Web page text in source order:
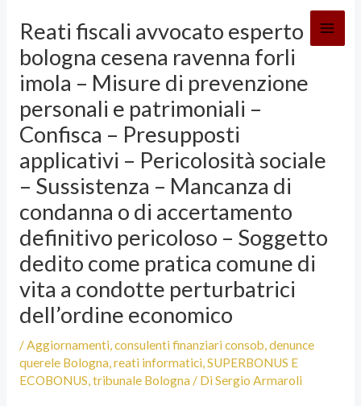
contenuto
Reati fiscali avvocato esperto
bologna cesena ravenna forli
imola – Misure di prevenzione
personali e patrimoniali –
Confisca – Presupposti
applicativi – Pericolosità sociale
– Sussistenza – Mancanza di
condanna o di accertamento
definitivo pericoloso – Soggetto
dedito come pratica comune di
vita a condotte perturbatrici
dell’ordine economico
/Aggiornamenti,consulenti finanziari consob,denunce
querele Bologna,reati informatici,SUPERBONUS E
ECOBONUS,tribunale Bologna / DiSergio Armaroli